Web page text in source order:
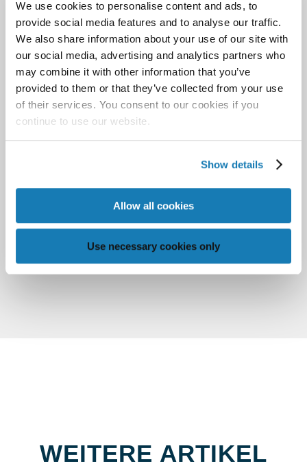
We use cookies to personalise content and ads, to
provide social media features and to analyse our traffic.
We also share information about your use of our site with
our social media, advertising and analytics partners who
may combine it with other information that you’ve
provided to them or that they’ve collected from your use
of their services. You consent to our cookies if you
continue to use our website.
Show details
Allow all cookies
Use necessary cookies only
TEILE
DIESEN
ARTIKEL
WEITERE ARTIKEL